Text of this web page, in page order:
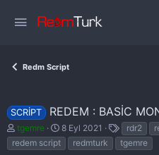
Redm Script
SCRIPT REDEM : BASIC
K
o
n
tgemre
B
a
ş
8 Eyl 2021
t
i
rdr2
redem script
redmturk tgemre